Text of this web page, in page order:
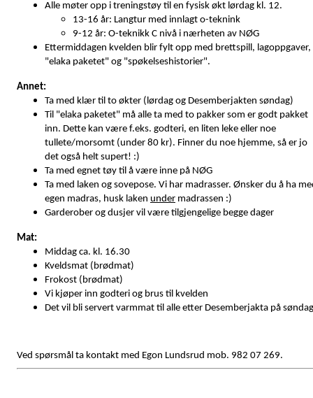
Alle møter opp i treningstøy til en fysisk økt lørdag kl. 12.
13-16 år: Langtur med innlagt o-teknink
9-12 år: O-teknikk C nivå i nærheten av NØG
Ettermiddagen kvelden blir fylt opp med brettspill, lagoppgaver,
"elaka paketet" og "spøkelseshistorier".
Annet:
Ta med klær til to økter (lørdag og Desemberjakten søndag)
Til "elaka paketet" må alle ta med to pakker som er godt pakket
inn. Dette kan være f.eks. godteri, en liten leke eller noe
tullete/morsomt (under 80 kr). Finner du noe hjemme, så er jo
det også helt supert! :)
Ta med egnet tøy til å være inne på NØG
Ta med laken og sovepose. Vi har madrasser. Ønsker du å ha
egen madras, husk laken under madrassen :)
Garderober og dusjer vil være tilgjengelige begge dager
Mat:
Middag ca. kl. 16.30
Kveldsmat (brødmat)
Frokost (brødmat)
Vi kjøper inn godteri og brus til kvelden
Det vil bli servert varmmat til alle etter Desemberjakta på søndag
Ved spørsmål ta kontakt med Egon Lundsrud mob. 982 07 269.